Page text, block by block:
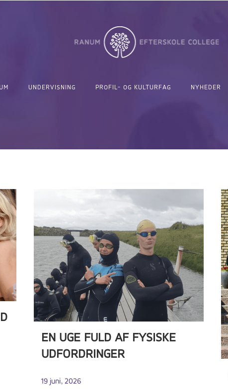
UNDERVISNING PROFIL- OG KULTURFAG NYHEDER
EN UGE FULD AF FYSISKE
UDFORDRINGER
19 juni, 2026